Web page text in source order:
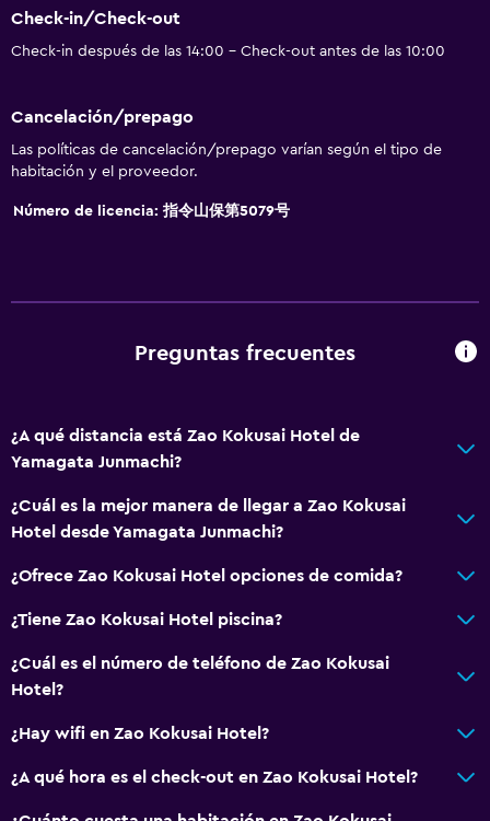
Artículos de aseo gratis
Champú
Gel de ducha
Aire acondicionado
Habitaciones familiares
Tatami (piso tradicional japonés)
Teléfono
Bodega de esquí
Espacio de almacenamiento
Ascensor
Inodoro con barras de apoyo
Áreas designadas para fumadores
Check-in/Check-out
Check-in después de las 14:00 - Check-out antes de las 10:00
Cancelación/prepago
Las políticas de cancelación/prepago varían según el tipo de
habitación y el proveedor.
Número de licencia: 指令山保第5079号
Preguntas frecuentes
¿A qué distancia está Zao Kokusai Hotel de
Yamagata Junmachi?
¿Cuál es la mejor manera de llegar a Zao Kokusai
Hotel desde Yamagata Junmachi?
¿Ofrece Zao Kokusai Hotel opciones de comida?
¿Tiene Zao Kokusai Hotel piscina?
¿Cuál es el número de teléfono de Zao Kokusai
Hotel?
¿Hay wifi en Zao Kokusai Hotel?
¿A qué hora es el check-out en Zao Kokusai Hotel?